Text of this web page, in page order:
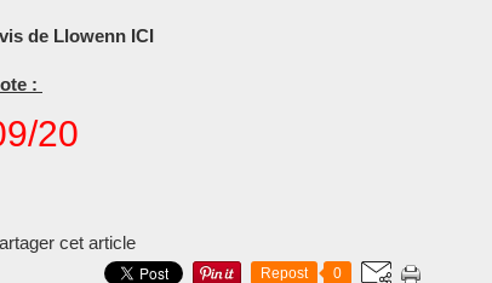
de Llowenn ICI
:
20
cet article
Repost 0